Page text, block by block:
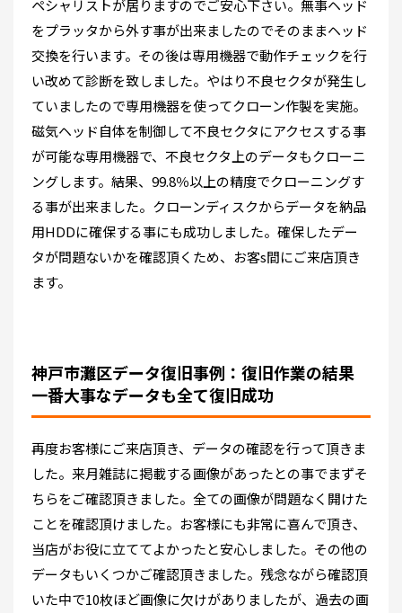
ペシャリストが居りますのでご安心下さい。無事ヘッド
をプラッタから外す事が出来ましたのでそのままヘッド
交換を行います。その後は専用機器で動作チェックを行
い改めて診断を致しました。やはり不良セクタが発生し
ていましたので専用機器を使ってクローン作製を実施。
磁気ヘッド自体を制御して不良セクタにアクセスする事
が可能な専用機器で、不良セクタ上のデータもクローニ
ングします。結果、99.8％以上の精度でクローニングす
る事が出来ました。クローンディスクからデータを納品
用HDDに確保する事にも成功しました。確保したデー
タが問題ないかを確認頂くため、お客s間にご来店頂き
ます。
神戸市灘区データ復旧事例：復旧作業の結果
一番大事なデータも全て復旧成功
再度お客様にご来店頂き、データの確認を行って頂きま
した。来月雑誌に掲載する画像があったとの事でまずそ
ちらをご確認頂きました。全ての画像が問題なく開けた
ことを確認頂けました。お客様にも非常に喜んで頂き、
当店がお役に立ててよかったと安心しました。その他の
データもいくつかご確認頂きました。残念ながら確認頂
いた中で10枚ほど画像に欠けがありましたが、過去の画